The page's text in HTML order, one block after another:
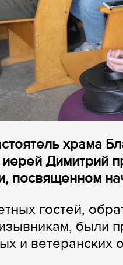
храма
Димитрий
посвященном
гостей,
были
и ветеранских